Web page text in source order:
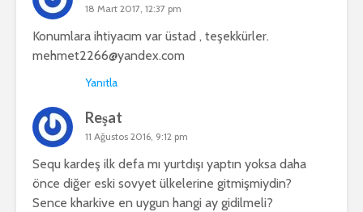
18 Mart 2017, 12:37 pm
Konumlara ihtiyacım var üstad , teşekkürler.
mehmet2266@yandex.com
Yanıtla
Reşat
11 Ağustos 2016, 9:12 pm
Sequ kardeş ilk defa mı yurtdışı yaptın yoksa daha
önce diğer eski sovyet ülkelerine gitmişmiydin?
Sence kharkive en uygun hangi ay gidilmeli?